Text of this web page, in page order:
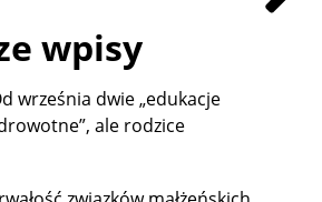
wpisy
września dwie „edukacje
ale rodzice